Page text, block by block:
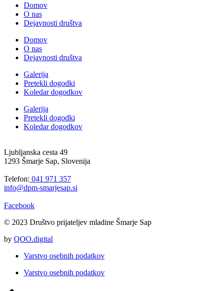
Domov
O nas
Dejavnosti društva
Domov
O nas
Dejavnosti društva
Galerija
Pretekli dogodki
Koledar dogodkov
Galerija
Pretekli dogodki
Koledar dogodkov
Ljubljanska cesta 49
1293 Šmarje Sap, Slovenija
Telefon: 041 971 357
info@dpm-smarjesap.si
Facebook
© 2023 Društvo prijateljev mladine Šmarje Sap
by QOO.digital
Varstvo osebnih podatkov
Varstvo osebnih podatkov